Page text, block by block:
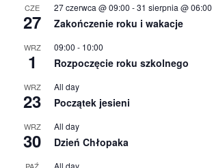
CZE
27
27 czerwca @ 09:00 -31 sierpnia @ 06:00
Zakończenie roku i wakacje
WRZ
1
09:00 - 10:00
Rozpoczęcie roku szkolnego
WRZ
23
All day
Początek jesieni
WRZ
30
All day
Dzień Chłopaka
PAŹ All day